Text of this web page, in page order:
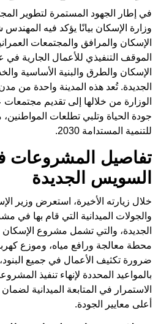
في إطار الجهود المستمرة لتطوير
وزارة الإسكان بيانًا يؤكد فيه
الإسكان والمرافق والمجتمعات
الموقف التنفيذي للأعمال الجارية
الإسكان والطرق والبنية الأساسية
الجديدة. تُعد هذه المدينة واحدة من
الوزارة من خلالها إلى تقديم
جودة الحياة وتلبي تطلعات
للتنمية المستدامة 2030.
تفاصيل المشروعات
السويس الجديدة
خلال زيارته الأخيرة، استعرض وزير
والجولات الميدانية التي قام بها في
الجديدة، والتي تشمل مشروع الإسكان
محطة معالجة ورافع مياه، وموزع
ضرورة تكثيف الأعمال في جميع
بالمواعيد المحددة لإنهاء تنفيذ
الاستمرار في المتابعة الميدانية
أعلى معايير الجودة.